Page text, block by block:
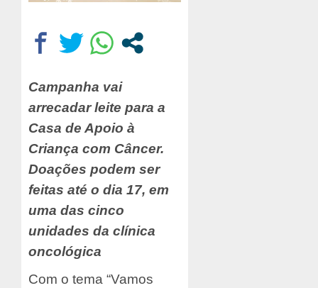
Campanha vai
arrecadar leite para a
Casa de Apoio à
Criança com Câncer.
Doações podem ser
feitas até o dia 17, em
uma das cinco
unidades da clínica
oncológica
Com o tema “Vamos